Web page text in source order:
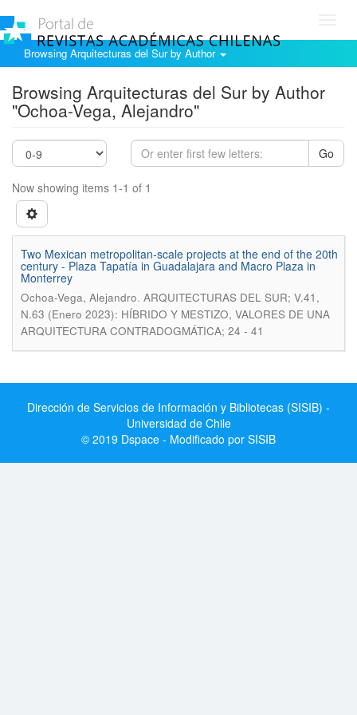
Browsing Arquitecturas del Sur by Author
Browsing Arquitecturas del Sur by Author
"Ochoa-Vega, Alejandro"
Go
Now showing items 1-1 of 1
Two Mexican metropolitan-scale projects at the end of the 20th
century - Plaza Tapatía in Guadalajara and Macro Plaza in
Monterrey
Ochoa-Vega, Alejandro. ARQUITECTURAS DEL SUR; V.41,
N.63 (Enero 2023): HÍBRIDO Y MESTIZO, VALORES DE UNA
ARQUITECTURA CONTRADOGMÁTICA; 24 - 41
Dirección de Servicios de Información y Bibliotecas (SISIB) -
Universidad de Chile
© 2019 Dspace - Modificado por SISIB